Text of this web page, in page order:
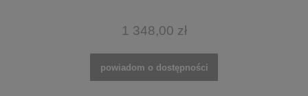
1 348,00 zł
powiadom o dostępności